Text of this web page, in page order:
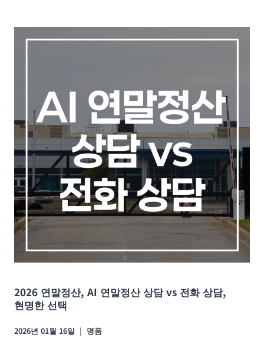
2026 연말정산, AI 연말정산 상담 vs 전화 상담,
현명한 선택
2026년 01월 16일 명품